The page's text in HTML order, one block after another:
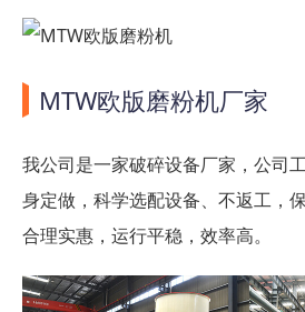
MTW欧版磨粉机厂家
我公司是一家破碎设备厂家，公司
身定做，科学选配设备、不返工，
合理实惠，运行平稳，效率高。